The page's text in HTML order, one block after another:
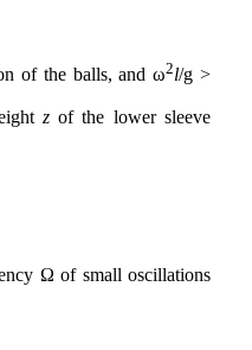
of the balls, and ω2l/g >
zof the lower sleeve
Ω of small oscillations